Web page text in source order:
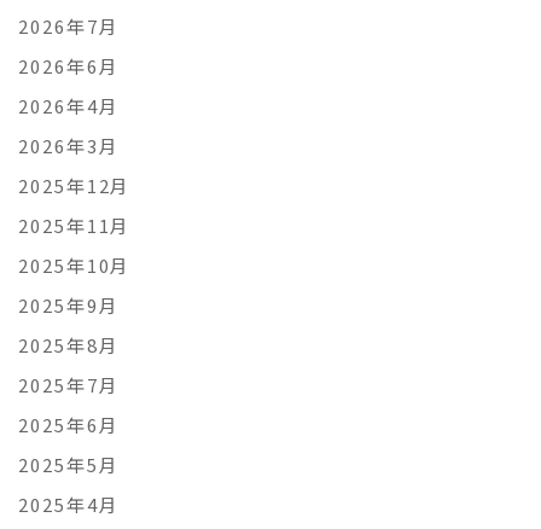
2026年7月
2026年6月
2026年4月
2026年3月
2025年12月
2025年11月
2025年10月
2025年9月
2025年8月
2025年7月
2025年6月
2025年5月
2025年4月